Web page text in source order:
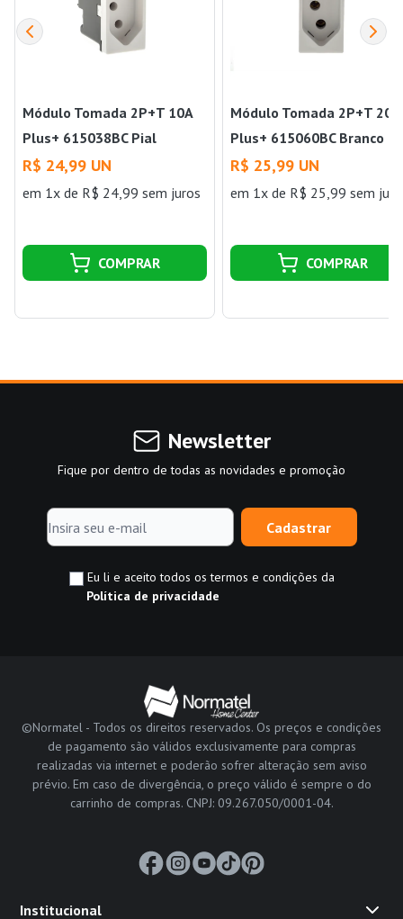
Módulo Tomada 2P+T 10A
Plus+ 615038BC Pial
R$ 24,99 UN
em 1x de R$ 24,99 sem juros
COMPRAR
Módulo Tomada 2P+T 20A
Plus+ 615060BC Branco
R$ 25,99 UN
em 1x de R$ 25,99 sem
COMPRAR
Newsletter
Fique por dentro de todas as novidades e promoção
Cadastrar
Eu li e aceito todos os termos e condições da
Política de privacidade
©Normatel - Todos os direitos reservados. Os preços e condições
de pagamento são válidos exclusivamente para compras
realizadas via internet e poderão sofrer alteração sem aviso
prévio. Em caso de divergência, o preço válido é sempre o do
carrinho de compras. CNPJ: 09.267.050/0001-04.
Institucional